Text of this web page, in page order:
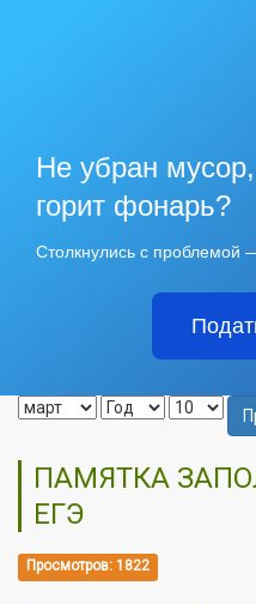
Не убран
горит фонарь?
Столкнулись с проблемой
ПАМЯТКА
ЕГЭ
Просмотров: 1822